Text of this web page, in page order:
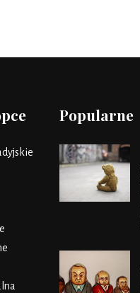
Popularne